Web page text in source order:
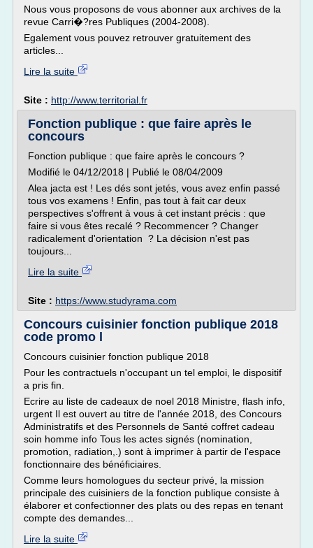
Nous vous proposons de vous abonner aux archives de la
revue Carri�?res Publiques (2004-2008).
Egalement vous pouvez retrouver gratuitement des
articles...
Lire la suite
Site : http://www.territorial.fr
Fonction publique : que faire après le
concours
Fonction publique : que faire après le concours ?
Modifié le 04/12/2018 | Publié le 08/04/2009
Alea jacta est ! Les dés sont jetés, vous avez enfin passé
tous vos examens ! Enfin, pas tout à fait car deux
perspectives s'offrent à vous à cet instant précis : que
faire si vous êtes recalé ? Recommencer ? Changer
radicalement d'orientation ? La décision n'est pas
toujours...
Lire la suite
Site : https://www.studyrama.com
Concours cuisinier fonction publique 2018
code promo l
Concours cuisinier fonction publique 2018
Pour les contractuels n'occupant un tel emploi, le dispositif
a pris fin.
Ecrire au liste de cadeaux de noel 2018 Ministre, flash info,
urgent Il est ouvert au titre de l'année 2018, des Concours
Administratifs et des Personnels de Santé coffret cadeau
soin homme info Tous les actes signés (nomination,
promotion, radiation,.) sont à imprimer à partir de l'espace
fonctionnaire des bénéficiaires.
Comme leurs homologues du secteur privé, la mission
principale des cuisiniers de la fonction publique consiste à
élaborer et confectionner des plats ou des repas en tenant
compte des demandes...
Lire la suite